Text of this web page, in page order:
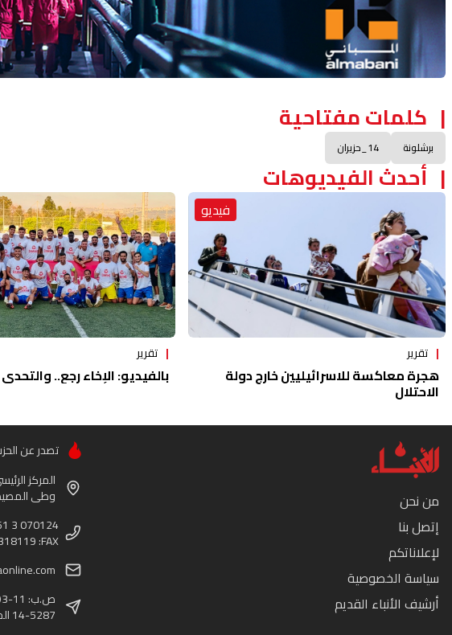
كلمات مفتاحية
برشلونة 14_حزيران
أحدث الفيديوهات
فيديو
تقرير
هجرة معاكسة للاسرائيليين خارج دولة
الاحتلال
تقرير
بالفيديو: الإخاء رجع.. والتحدي
من نحن
إتصل بنا
لإعلاناتكم
سياسة الخصوصية
أرشيف الأنباء القديم
تصدر عن
المركز
وطى
3 070124
:FAX
ص.ب: 11-2893 رياض الصلح
14-5287 المزرعة